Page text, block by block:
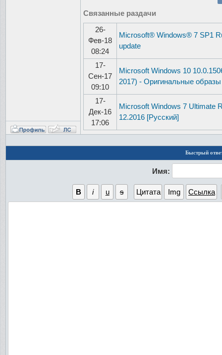
Связанные раздачи
26-
Фев-18
08:24
Microsoft® Windows® 7 SP1
update
17-
Сен-17
09:10
Microsoft Windows 10
2017) - Оригинальные
17-
Дек-16
17:06
Microsoft Windows 7 Ultimate
12.2016 [Русский]
Быстрый
Имя: